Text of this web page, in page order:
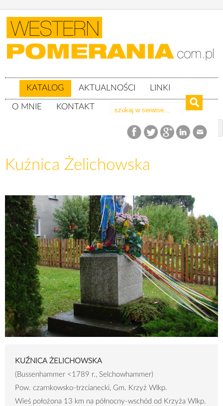
KATALOG AKTUALNOŚCI LINKI
O MNIE KONTAKT
woj. wielkopolskie
Kuźnica Żelichowska
Kuźnica Żelichowska
KUŹNICA ŻELICHOWSKA
(Bussenhammer <1789 r., Selchowhammer)
Pow. czarnkowsko-trzcianecki, Gm. Krzyż Wlkp.
Wieś położona 13 km na północny-wschód od Krzyża Wlkp.